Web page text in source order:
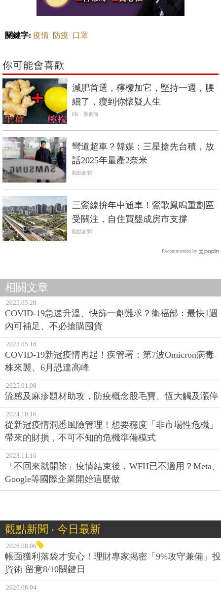
關鍵字: 疫情 防疫 口罩
你可能會喜歡
PR
減肥首選，檸檬加它，堅持一週，腰
細了，瘦到你懷疑人生
PR・新素簡
彎道超車？韓媒：三星搶先台積，放
話2025年量產2奈米
觀點新聞
三鶯線拚年中通車！鶯歌鳳鳴重劃區
受關注，自住買盤成房市支撐
觀點新聞
Recommended by
相關文章
2025.05.28
COVID-19急速升溫、快篩一劑難求？衛福部：最快1週
內可補足、不必搶購囤貨
2025.05.16
COVID-19新冠疫情再起！疾管署：第7波Omicron病毒
株來襲、6月恐達高峰
2025.01.08
流感及麻疹題材助攻，防疫概念股毛寶、恆大觸及漲停
2024.10.16
從新冠疫情洞悉風險管理！想要穩度「非市場性危機」
帶來的財損，不可不知的危機準備模式
2023.11.16
「不回來就開除」疫情結束後，WFH已不適用？Meta、
Google等國際企業開始這麼做
觀點新聞 ‧ 今日最新
2026.08.06
帳面獲利落袋才安心！理財專家揭密「9%攻守兼備」投
資術 留意8/10關鍵日
2026.08.04